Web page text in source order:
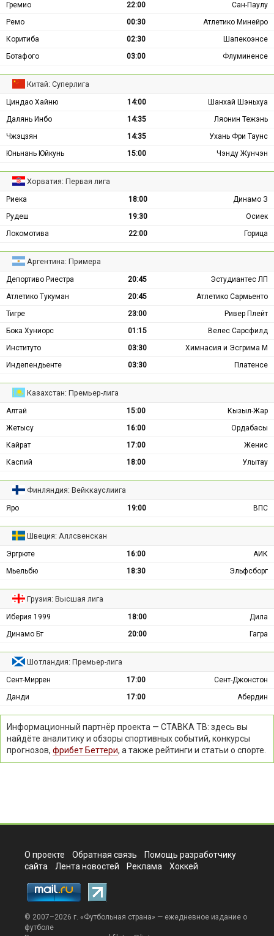
Гремио 22:00
Сан-Паулу
Ремо
00:30
Атлетико Минейро
Коритиба
02:30
Шапекоэнсе
Ботафого
03:00 Флуминенсе
Китай: Суперлига
Циндао Хайню 14:00
Шанхай Шэньхуа
Далянь Инбо
14:35
Ляонин Тежэнь
Чжэцзян
14:35
Ухань Фри Таунс
Юньнань Юйкунь
15:00 Чэнду Жунчэн
Хорватия: Первая лига
Риека 18:00
Динамо З
Рудеш
19:30
Осиек
Локомотива
22:00 Горица
Аргентина: Примера
Депортиво Риестра 20:45
Эстудиантес ЛП
Атлетико Тукуман
20:45
Атлетико Сармьенто
Тигре
23:00
Ривер Плейт
Бока Хуниорс
01:15
Велес Сарсфилд
Институто
03:30
Химнасия и Эсгрима М
Индепендьенте
03:30 Платенсе
Казахстан: Премьер-лига
Алтай 15:00
Кызыл-Жар
Жетысу
16:00
Ордабасы
Кайрат
17:00
Женис
Каспий
18:00 Улытау
Финляндия: Вейккауслиига
Яро 19:00 ВПС
Швеция: Аллсвенскан
Эргрюте 16:00
АИК
Мьельбю
18:30 Эльфсборг
Грузия: Высшая лига
Иберия 1999 18:00
Дила
Динамо Бт
20:00 Гагра
Шотландия: Премьер-лига
Сент-Миррен 17:00
Сент-Джонстон
Данди
17:00 Абердин
Информационный партнёр проекта — СТАВКА ТВ: здесь вы
найдёте аналитику и обзоры спортивных событий, конкурсы
прогнозов, фрибет Беттери, а также рейтинги и статьи о спорте.
О проекте Обратная связь
Помощь разработчику
сайта
Лента новостей Реклама Хоккей
© 2007–2026 г. «Футбольная страна» — ежедневное издание о
футболе